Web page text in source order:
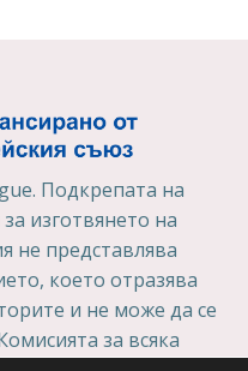
Подкрепата на
изготвянето на
не представлява
което отразява
и не може да се
за всяка